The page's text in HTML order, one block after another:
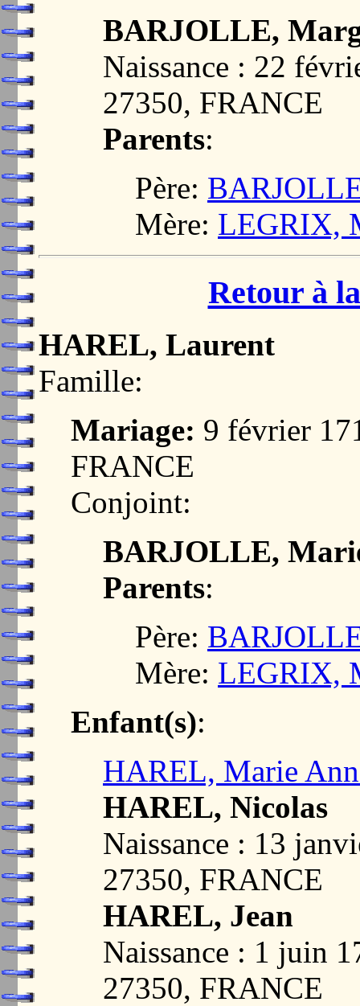
BARJOLLE,
Naissance : 22
27350, FRANCE
Parents:
Père:
Mère: LEGRIX,
Retour à
HAREL, Laurent
Famille:
Mariage: 9 février
FRANCE
Conjoint:
BARJOLLE,
Parents:
Père:
Mère: LEGRIX,
Enfant(s):
HAREL, Marie
HAREL, Nicolas
Naissance : 13
27350, FRANCE
HAREL, Jean
Naissance : 1 juin
27350, FRANCE